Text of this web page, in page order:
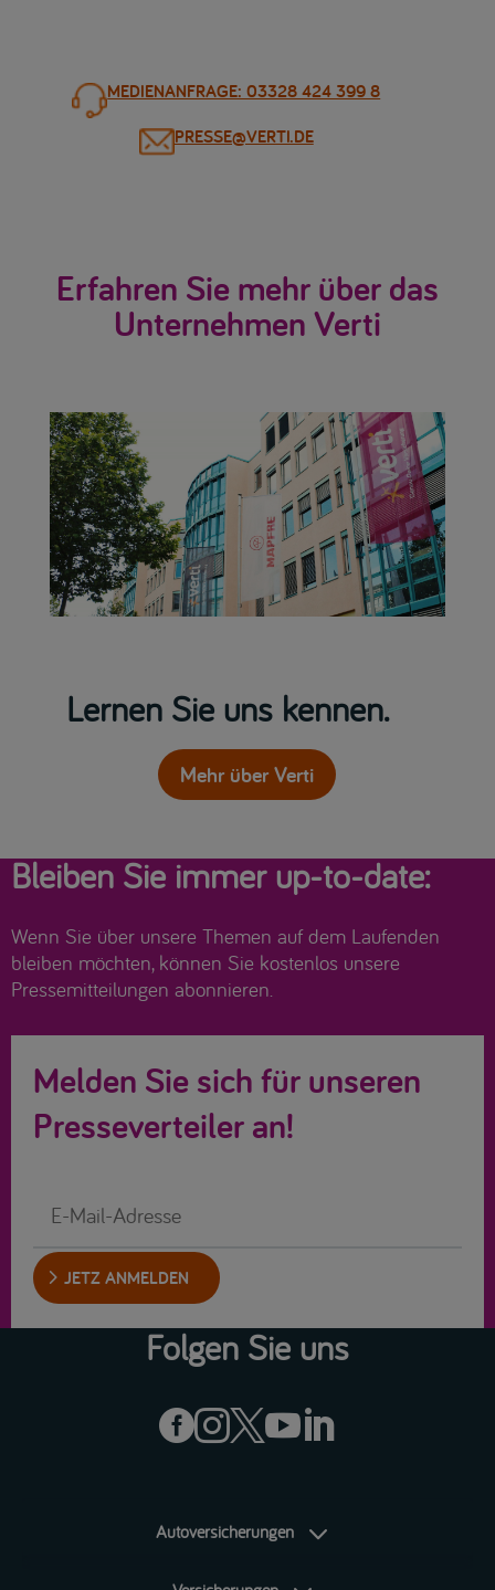
MEDIENANFRAGE: 03328 424 399 8
PRESSE@VERTI.DE
Erfahren Sie mehr über das
Unternehmen Verti
Lernen Sie uns kennen.
Mehr über Verti
Bleiben Sie immer up-to-date:
Wenn Sie über unsere Themen auf dem Laufenden
bleiben möchten, können Sie kostenlos unsere
Pressemitteilungen abonnieren.
Melden Sie sich für unseren
Presseverteiler an!
JETZ ANMELDEN
Folgen Sie uns

Autoversicherungen